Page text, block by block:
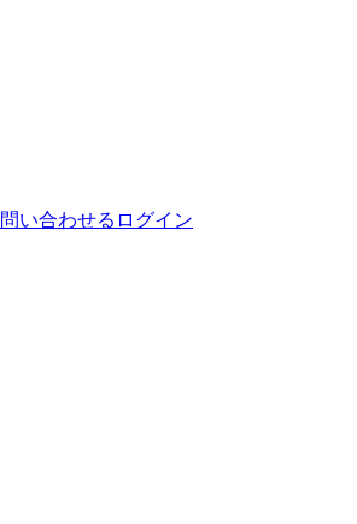
い合わせる ログイン